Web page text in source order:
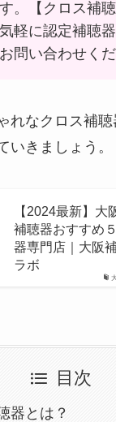
。【クロス補
軽に認定補聴
問い合わせくだ
れなクロス補聴
いきましょう。
【2024最新】大
補聴器おすすめ
器専門店｜大阪
ラボ
目次
器とは？